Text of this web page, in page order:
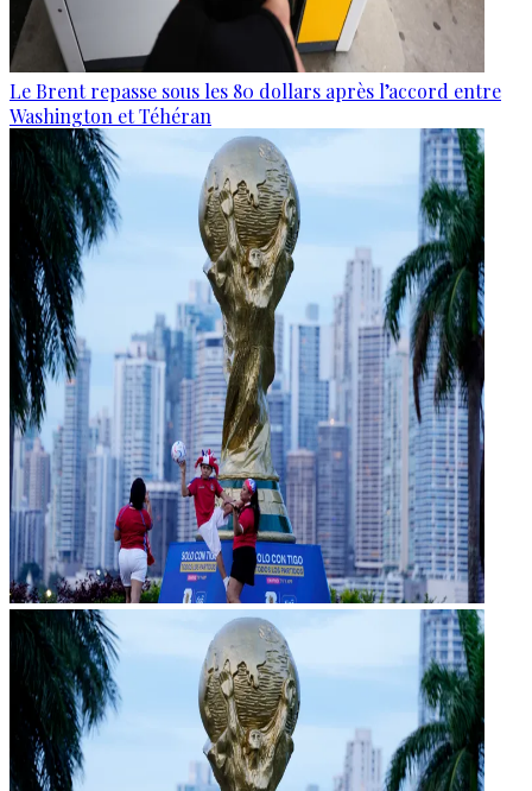
Le Brent repasse sous les 80 dollars après l’accord entre
Washington et Téhéran